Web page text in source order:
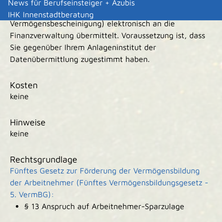
News für Berufseinsteiger + Azubis
IHK Innenstadtberatung
Anlageinstitut alle notwendigen Daten (elektronische
Vermögensbescheinigung) elektronisch an die
Finanzverwaltung übermittelt. Voraussetzung ist, dass
Sie gegenüber Ihrem Anlageninstitut der
Datenübermittlung zugestimmt haben.
Kosten
keine
Hinweise
keine
Rechtsgrundlage
Fünftes Gesetz zur Förderung der Vermögensbildung
der Arbeitnehmer (Fünftes Vermögensbildungsgesetz -
5. VermBG):
§ 13 Anspruch auf Arbeitnehmer-Sparzulage